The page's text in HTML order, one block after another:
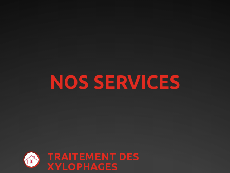
NOS SERVICES
TRAITEMENT DES
XYLOPHAGES